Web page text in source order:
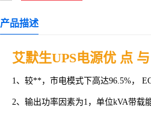
产品描述
艾默生UPS电源优 点 与
1、较**，市电模式下高达96.5%，
2、输出功率因素为1，单位kVA带载